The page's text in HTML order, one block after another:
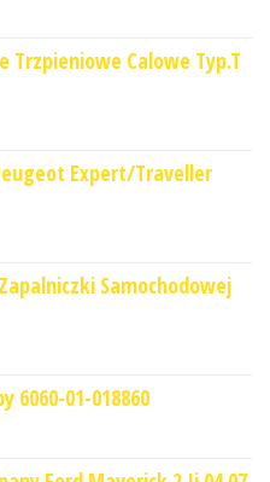
Trzpieniowe Calowe Typ.T
Expert/Traveller
Samochodowej
6060-01-018860